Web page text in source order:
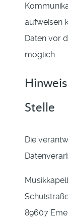
aufweisen
Daten vor
möglich.
Stelle
Die
89607